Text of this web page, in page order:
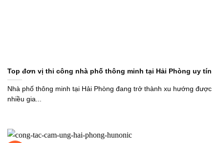
Top đơn vị thi công nhà phố thông minh tại Hải Phòng uy tín
Nhà phố thông minh tại Hải Phòng đang trở thành xu hướng được
nhiều gia...